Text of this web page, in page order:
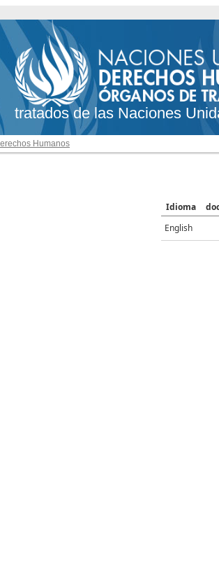
tratados de las Naciones
Humanos
Idioma
English